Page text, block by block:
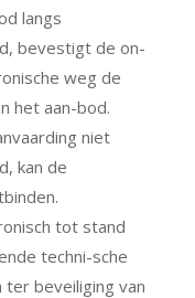
langs
bevestigt de on-
weg de
het aan-bod.
niet
kan de
tot stand
techni-sche
beveiliging van